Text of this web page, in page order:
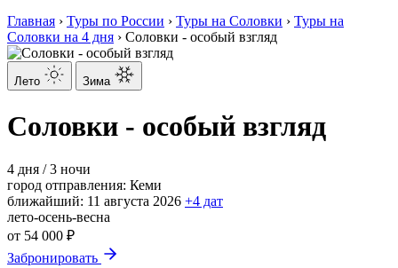
Главная › Туры по России › Туры на Соловки › Туры на
Соловки на 4 дня › Соловки - особый взгляд
Лето Зима
Соловки - особый взгляд
4 дня / 3 ночи
город отправления: Кеми
ближайший: 11 августа 2026 +4 дат
лето-осень-весна
от 54 000 ₽
Забронировать